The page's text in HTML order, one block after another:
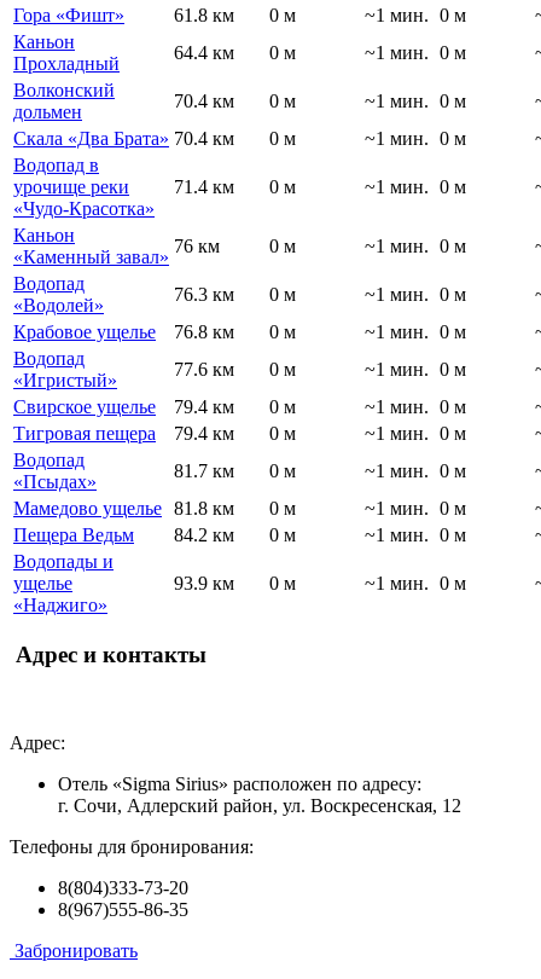
Гора «Фишт»
61.8 км 0 м ~1 мин. 0 м
Каньон
Прохладный
64.4 км 0 м ~1 мин. 0 м
Волконский
дольмен
70.4 км 0 м ~1 мин. 0 м
Скала «Два Брата» 70.4 км 0 м ~1 мин. 0 м
Водопад в
урочище реки
«Чудо-Красотка»
71.4 км 0 м ~1 мин. 0 м
Каньон
«Каменный завал»
76 км 0 м ~1 мин. 0 м
Водопад
«Водолей»
76.3 км 0 м ~1 мин. 0 м
Крабовое ущелье
76.8 км 0 м ~1 мин. 0 м
Водопад
«Игристый»
77.6 км 0 м ~1 мин. 0 м
Свирское ущелье
79.4 км 0 м ~1 мин. 0 м
Тигровая пещера
79.4 км 0 м ~1 мин. 0 м
Водопад
«Псыдах»
81.7 км 0 м ~1 мин. 0 м
Мамедово ущелье 81.8 км 0 м ~1 мин. 0 м
Пещера Ведьм
84.2 км 0 м ~1 мин. 0 м
Водопады и
ущелье
«Наджиго»
93.9 км 0 м ~1 мин. 0 м
Адрес и контакты
Адрес:
Отель «Sigma Sirius» расположен по адресу:
г. Сочи, Адлерский район, ул. Воскресенская, 12
Телефоны для бронирования:
8(804)333-73-20
8(967)555-86-35
Забронировать